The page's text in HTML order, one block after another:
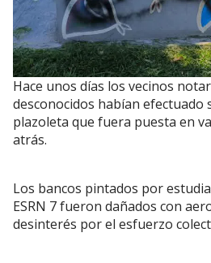
Hace unos días los vecinos
desconocidos habían efectuado
plazoleta que fuera puesta en
atrás.
Los bancos pintados por
ESRN 7 fueron dañados con
desinterés por el esfuerzo